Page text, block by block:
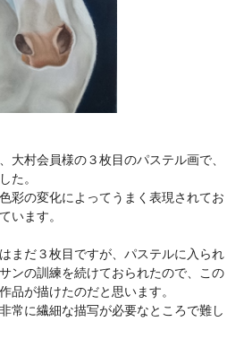
大村会員様の３枚目のパステル画で、
た。
彩の変化によってうまく表現されてお
います。
まだ３枚目ですが、パステルに入られ
ンの訓練を続けておられたので、この
品が描けたのだと思います。
常に繊細な描写が必要なところで難し